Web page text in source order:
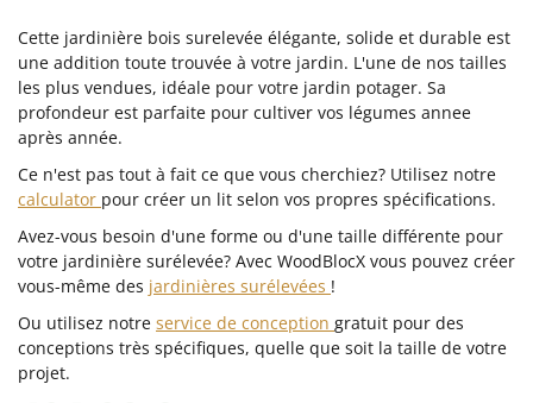
Cette jardinière bois surelevée élégante, solide et durable est
une addition toute trouvée à votre jardin. L'une de nos tailles
les plus vendues, idéale pour votre jardin potager. Sa
profondeur est parfaite pour cultiver vos légumes annee
après année.
Ce n'est pas tout à fait ce que vous cherchiez? Utilisez notre
calculator pour créer un lit selon vos propres spécifications.
Avez-vous besoin d'une forme ou d'une taille différente pour
votre jardinière surélevée? Avec WoodBlocX vous pouvez créer
vous-même des jardinières surélevées !
Ou utilisez notre service de conception gratuit pour des
conceptions très spécifiques, quelle que soit la taille de votre
projet.